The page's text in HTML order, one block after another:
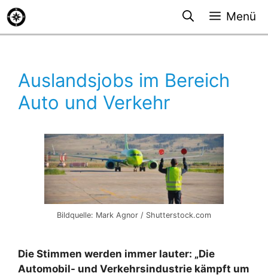
Zum
Inhalt
springen
Menü
Auslandsjobs im Bereich
Auto und Verkehr
Bildquelle: Mark Agnor / Shutterstock.com
Die Stimmen werden immer lauter: „Die
Automobil- und Verkehrsindustrie kämpft um